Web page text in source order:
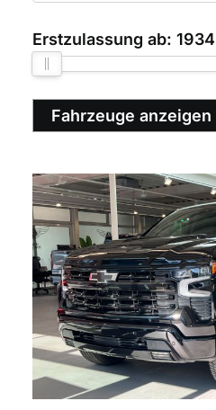
Erstzulassung ab: 1934
Fahrzeuge anzeigen